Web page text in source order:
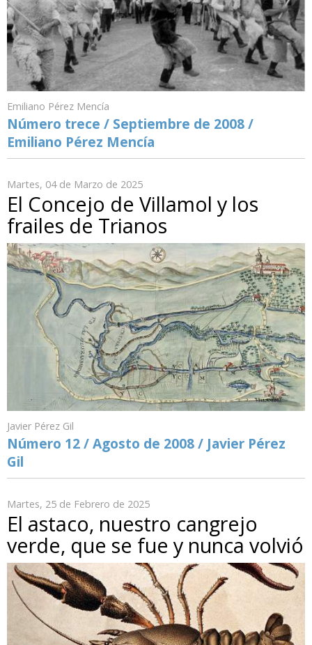
Emiliano Pérez Mencía
Número trece / Septiembre de 2008 /
Emiliano Pérez Mencía
Martes, 04 de Marzo de 2025
El Concejo de Villamol y los
frailes de Trianos
Javier Pérez Gil
Número 12 / Agosto de 2008 / Javier Pérez
Gil
Martes, 25 de Febrero de 2025
El astaco, nuestro cangrejo
verde, que se fue y nunca volvió